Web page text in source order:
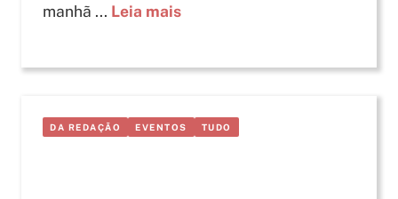
manhã ... Leia mais
DA REDAÇÃO EVENTOS TUDO